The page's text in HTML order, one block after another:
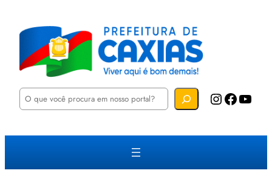
P
u
a
Instagram Facebook YouTube